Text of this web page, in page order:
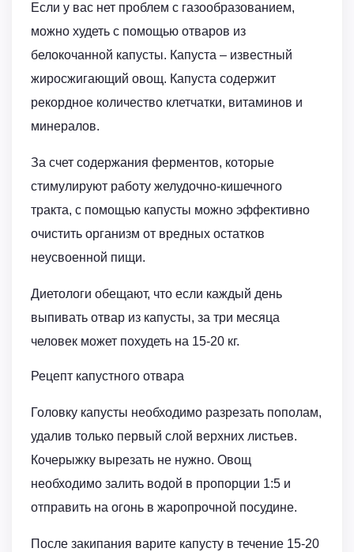
Если у вас нет проблем с газообразованием,
можно худеть с помощью отваров из
белокочанной капусты. Капуста – известный
жиросжигающий овощ. Капуста содержит
рекордное количество клетчатки, витаминов и
минералов.
За счет содержания ферментов, которые
стимулируют работу желудочно-кишечного
тракта, с помощью капусты можно эффективно
очистить организм от вредных остатков
неусвоенной пищи.
Диетологи обещают, что если каждый день
выпивать отвар из капусты, за три месяца
человек может похудеть на 15-20 кг.
Рецепт капустного отвара
Головку капусты необходимо разрезать пополам,
удалив только первый слой верхних листьев.
Кочерыжку вырезать не нужно. Овощ
необходимо залить водой в пропорции 1:5 и
отправить на огонь в жаропрочной посудине.
После закипания варите капусту в течение 15-20